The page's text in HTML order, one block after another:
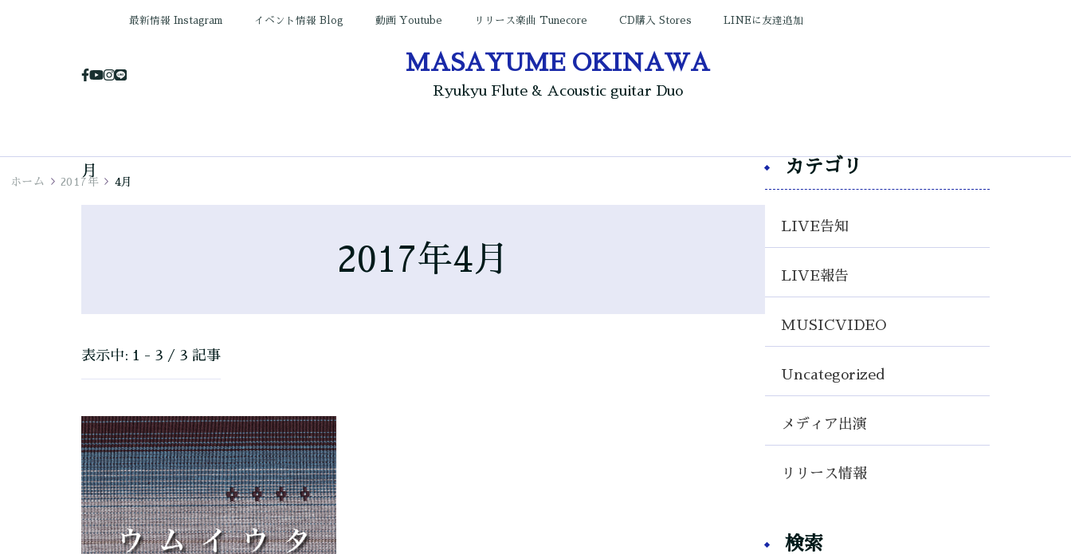
最新情報 Instagram イベント情報 Blog 動画 Youtube リリース楽曲 Tunecore CD購入 Stores LINEに友達追加
MASAYUME OKINAWA
Ryukyu Flute & Acoustic guitar Duo
ホーム 2017年 4月
月
2017年4月
表示中: 1 - 3 / 3 記事
カテゴリ
LIVE告知
LIVE報告
MUSICVIDEO
Uncategorized
メディア出演
リリース情報
検索